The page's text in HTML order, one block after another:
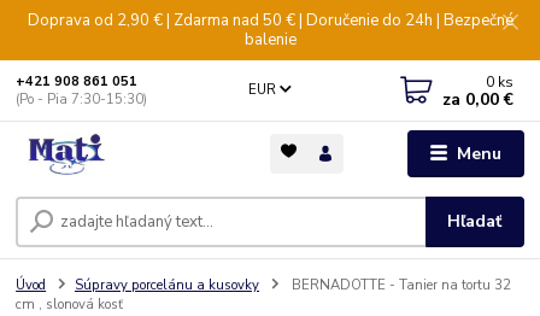
Doprava od 2,90 € | Zdarma nad 50 € | Doručenie do 24h | Bezpečné
balenie
Menu
EUR
Hľadať
+421 908 861 051
(Po - Pia 7:30-15:30)
0 ks
za 0,00 €
Úvod Súpravy porcelánu a kusovky
BERNADOTTE - Tanier na tortu 32
cm , slonová kosť